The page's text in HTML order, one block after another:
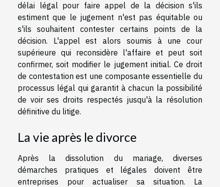
délai légal pour faire appel de la décision s'ils
estiment que le jugement n'est pas équitable ou
s'ils souhaitent contester certains points de la
décision. L'appel est alors soumis à une cour
supérieure qui reconsidère l'affaire et peut soit
confirmer, soit modifier le jugement initial. Ce droit
de contestation est une composante essentielle du
processus légal qui garantit à chacun la possibilité
de voir ses droits respectés jusqu'à la résolution
définitive du litige.
La vie après le divorce
Après la dissolution du mariage, diverses
démarches pratiques et légales doivent être
entreprises pour actualiser sa situation. La